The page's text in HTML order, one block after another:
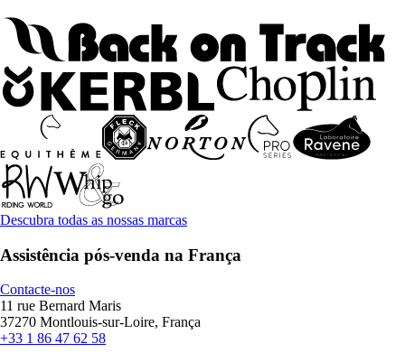
Descubra todas as nossas marcas
Assistência pós-venda na França
Contacte-nos
11 rue Bernard Maris
37270 Montlouis-sur-Loire, França
+33 1 86 47 62 58